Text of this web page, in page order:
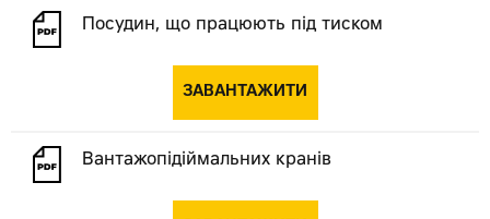
Посудин, що працюють під тиском
ЗАВАНТАЖИТИ
Вантажопідіймальних кранів